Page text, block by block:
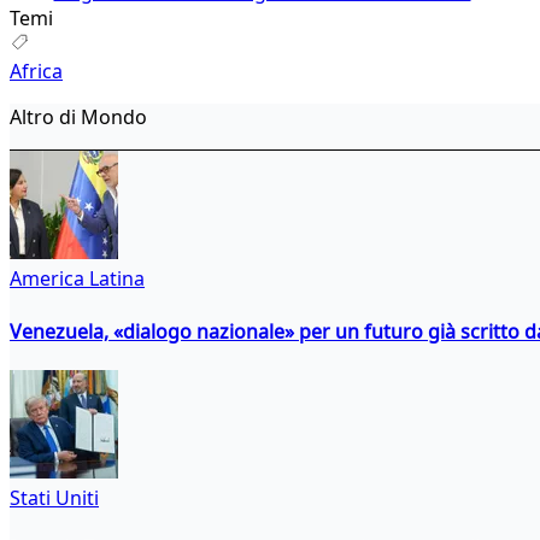
Temi
Africa
Altro di Mondo
America Latina
Venezuela, «dialogo nazionale» per un futuro già scritto
Stati Uniti